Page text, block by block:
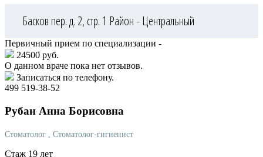
Басков пер. д. 2, стр. 1 Район - Центральный
Первичный прием по специализации -
24500 руб.
О данном враче пока нет отзывов.
Записаться по телефону.
499 519-38-52
Рубан Анна Борисовна
Стоматолог , Стоматолог-гигиенист
Стаж 19 лет